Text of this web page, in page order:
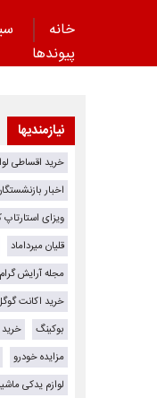
خانه
پیوند‌ها
نیازمندیها
خرید اقساطی
اخبار
ویزای استارتاپ
قلیان میرداماد
مجله آرایش گرام
خرید اکانت
بوکینگ
خرید
مزایده خودرو
لوازم یدکی